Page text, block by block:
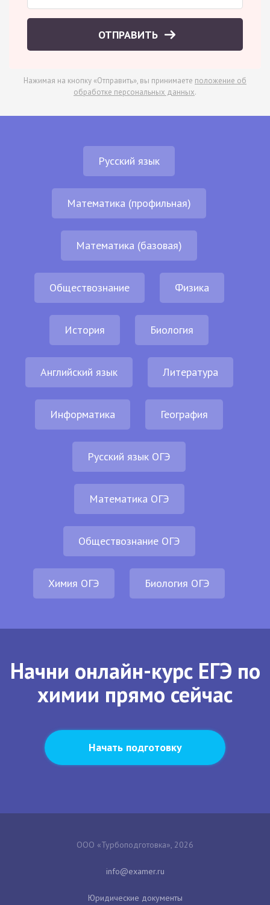
ОТПРАВИТЬ
Нажимая на кнопку «Отправить», вы принимаете положение об
обработке персональных данных.
Русский язык
Математика (профильная)
Математика (базовая)
Обществознание Физика
История Биология
Английский язык Литература
Информатика География
Русский язык ОГЭ
Математика ОГЭ
Обществознание ОГЭ
Химия ОГЭ Биология ОГЭ
Начни онлайн-курс ЕГЭ по
химии прямо сейчас
Начать подготовку
ООО «Турбоподготовка», 2026
Юридические документы